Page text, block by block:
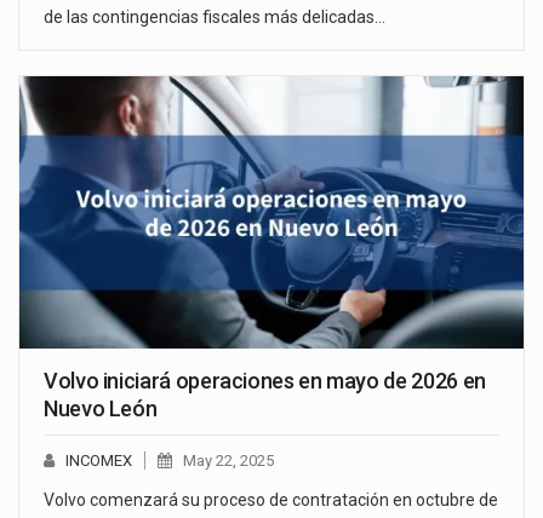
de las contingencias fiscales más delicadas…
Volvo iniciará operaciones en mayo de 2026 en
Nuevo León
INCOMEX May 22, 2025
Volvo comenzará su proceso de contratación en octubre de